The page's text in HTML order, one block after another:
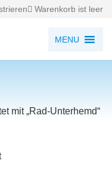
Warenkorb ist leer
MENU
mit „Rad-Unterhemd“